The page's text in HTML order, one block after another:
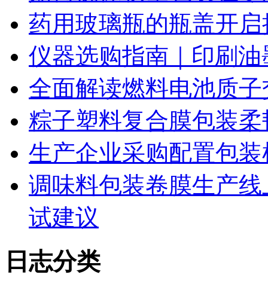
药用玻璃瓶的瓶盖开
仪器选购指南｜印刷
全面解读燃料电池质
粽子塑料复合膜包装
生产企业采购配置包
调味料包装卷膜生产
试建议
日志分类